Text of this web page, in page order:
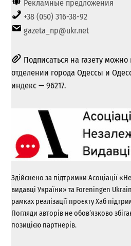
Рекламные предложения
+38 (050) 316-38-92
gazeta_np@ukr.net
Подписаться на газету
отделении города Одессы и
индекс — 96217.
Здійснено за підтримки Асоціації
видавці України» та Foreningen
рамках реалізації проєкту Хаб
Погляди авторів не обов’язково
позицією партнерів.